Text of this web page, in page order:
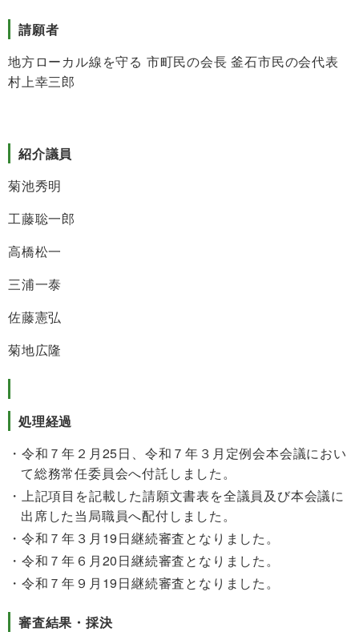
請願者
地方ローカル線を守る 市町民の会長 釜石市民の会代表
村上幸三郎
紹介議員
菊池秀明
工藤聡一郎
高橋松一
三浦一泰
佐藤憲弘
菊地広隆
処理経過
令和７年２月25日、令和７年３月定例会本会議におい
て総務常任委員会へ付託しました。
上記項目を記載した請願文書表を全議員及び本会議に
出席した当局職員へ配付しました。
令和７年３月19日継続審査となりました。
令和７年６月20日継続審査となりました。
令和７年９月19日継続審査となりました。
審査結果・採決